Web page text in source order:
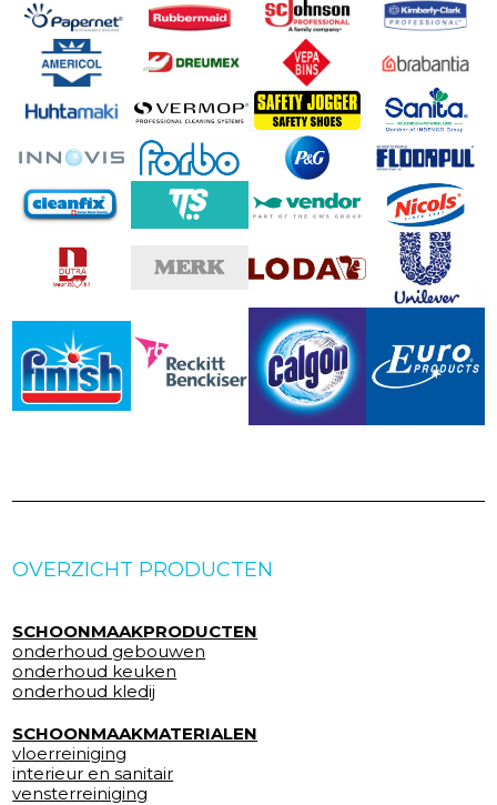
OVERZICHT PRODUCTEN
SCHOONMAAKPRODUCTEN
onderhoud gebouwen
onderhoud keuken
onderhoud kledij
SCHOONMAAKMATERIALEN
vloerreiniging
interieur en sanitair
vensterreiniging